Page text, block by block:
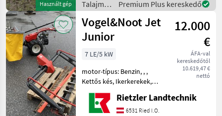
Használt gép
Schnittbreite 36/40/44 & 48
cm
Talajművelő
gépek /
Vogel&Noot
Premium Plus kereskedő
Vogel&Noot Jet
Junior
12.000
€
ÁFA-val
kereskedőtől
10.619,47 €
nettó
7 LE/5 kW
motor-típus: Benzin, , ,
Kettős kés, Ikerkerekek,
Szalagos gereblye, :, : Egyéb
mezőgazdasági erőgépek
Motoros rotációs fűkaszák
Rietzler Landtechnik
6531 Ried I.O.